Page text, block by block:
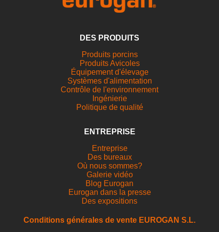
DES PRODUITS
Produits porcins
Produits Avicoles
Équipement d'élevage
Systèmes d'alimentation
Contrôle de l'environnement
Ingénierie
Politique de qualité
ENTREPRISE
Entreprise
Des bureaux
Où nous sommes?
Galerie vidéo
Blog Eurogan
Eurogan dans la presse
Des expositions
Conditions générales de vente EUROGAN S.L.